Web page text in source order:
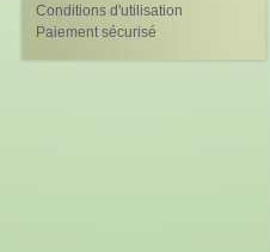
Conditions d'utilisation
Paiement sécurisé